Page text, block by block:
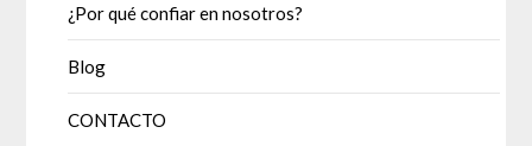
¿Por qué confiar en nosotros?
Blog
CONTACTO